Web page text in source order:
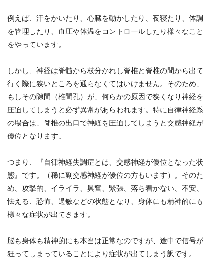
例えば、汗をかいたり、心臓を動かしたり、夜寝たり、体調
を管理したり、血圧や体温をコントロールしたり様々なこと
をやっています。
しかし、神経は脊髄から枝分かれし脊椎と脊椎の間から出て
行く際に狭いところを通らなくてはいけません。そのため、
もしその隙間（椎間孔）が、何らかの原因で狭くなり神経を
圧迫してしまうと必ず異常があらわれます。特に自律神経系
の場合は、脊椎の出口で神経を圧迫してしまうと交感神経が
優位となります。
つまり、『自律神経失調症とは、交感神経が優位となった状
態』です。（稀に副交感神経が優位の方もいます）。そのた
め、攻撃的、イライラ、興奮、緊張、落ち着かない、不安、
怯える、恐怖、過敏などの状態となり、身体にも精神的にも
様々な症状が出てきます。
脳も身体も精神的にも本当は正常なのですが、途中で信号が
狂ってしまっていることにより症状が出てしまう訳です。